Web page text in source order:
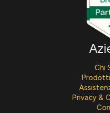
Chi
Privacy &